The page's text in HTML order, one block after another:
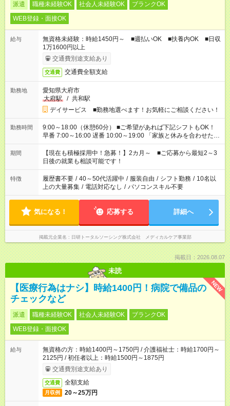
派遣 職種未経験OK 社会人未経験OK
ブランクOK
WEB登録・面接OK
給与
無資格未経験：時給1450円～ ■週払いOK ■扶養内OK ■日収
1万1600円以上
交通費別途支給あり
交通費 交通費全額支給
勤務地
愛知県大府市
大府駅
/ 共和駅
デイサービス ■勤務地選べます！お気軽にご相談ください！
勤務時間
9:00～18:00（休憩60分） ■ご希望があれば下記シフトもOK！
早番 7:00～16:00 遅番 10:00～19:00 「家族と休みを合わせた
い」 「余裕を持って夕飯の準備がしたい」 「できれば残業はし
たくない」 など、ご希望を教えてくださいね。 ※Wワーク希望
の方へ 今ご覧のお仕事で希望する勤務時間と、もう1つのお仕事
の勤務時間。 合計で週40時間を超える場合は応募できません。
期間
【現在も積極採用中！急募！】2カ月～ ■ご応募から最短2～3
日後の就業も相談可能です！
特徴 履歴書不要 / 40～50代活躍中 / 服装自由 / シフト勤務 / 10名以
上の大量募集 / 電話対応なし / パソコンスキル不要
気になる！ 応募する 詳細へ
掲載元企業名 日研トータルソーシング株式会社 メディカルケア事業部
掲載日：2026.08.07
未読
NEW
【医療行為はナシ】時給1400円！病院で備品の
チェックなど
派遣 職種未経験OK 社会人未経験OK
ブランクOK
WEB登録・面接OK
給与
無資格の方：時給1400円～1750円 / 介護福祉士：時給1700円～
2125円 / 初任者以上：時給1500円～1875円
交通費別途支給あり
交通費 全額支給
月収例 20～25万円